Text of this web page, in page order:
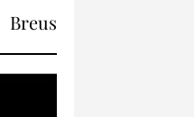
Breus